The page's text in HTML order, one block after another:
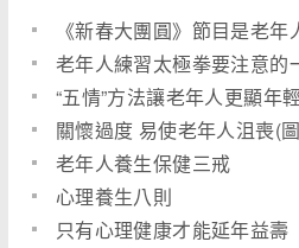
《新春大團圓》節目是老年
老年人練習太極拳要注意的
“五情”方法讓老年人更顯年
關懷過度 易使老年人沮喪(
老年人養生保健三戒
心理養生八則
只有心理健康才能延年益壽